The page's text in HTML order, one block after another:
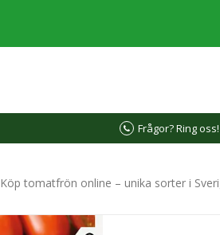
Frågor? Ring oss!
Köp tomatfrön online – unika sorter i